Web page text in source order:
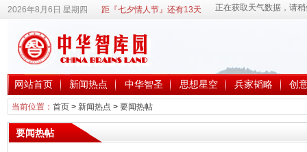
2026年8月6日 星期四 距『七夕情人节』还有13天
网站首页 新闻热点 中华智圣 思想星空 兵家韬略 创
当前位置： 首页> 新闻热点 > 要闻热帖
要闻热帖